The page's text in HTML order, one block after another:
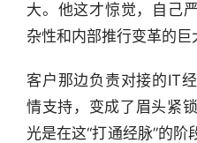
大。他这才惊觉，自己
杂性和内部推行变革的巨
客户那边负责对接的IT
情支持，变成了眉头紧
光是在这“打通经脉”的